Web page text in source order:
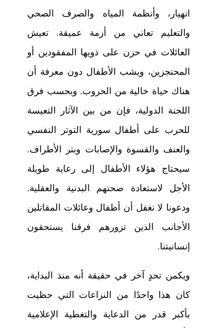
انهيار، وأنظمة المياه والصرف الصحي
والتعليم تعاني من أزمة عميقة. تعيش
العائلات في حزن على ذويها المفقودين أو
المحتجزين، ويشب الأطفال دون معرفة أن
هناك حياة خالية من الحروب. وبحسب فرق
اللجنة الدولية، فإن من بين الآثار التعيسة
للحرب على أطفال سورية التوتر النفسي
والعنف والقسوة والإصابات وبتر الأطراف.
سيحتاج هؤلاء الأطفال إلى رعاية طويلة
الأجل لاستعادة صحتهم البدنية والعقلية.
ودعونا لا نغفل أن أطفال وعائلات المقاتلين
الأجانب الذين تزورهم فرقنا يستحقون
إنسانيتنا.
ويكمن تحدٍ آخر في حقيقة أنه منذ البداية،
كان هذا واحدًا من النزاعات التي حظيت
بأكبر قدر من الدعاية والتغطية الإعلامية